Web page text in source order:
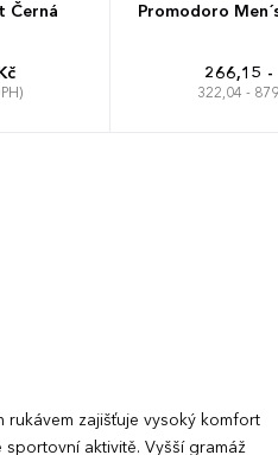
Černá
Promodoro
266,15 -
322,04 -
rukávem zajišťuje vysoký komfort
aktivitě. Vyšší gramáž